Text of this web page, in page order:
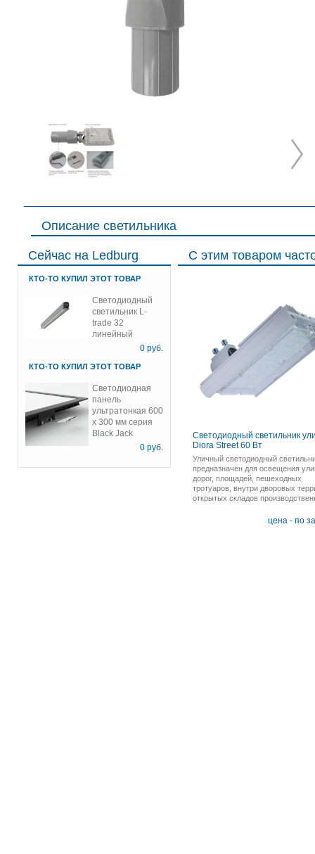
Описание светильника
Сейчас на Ledburg
КТО-ТО КУПИЛ ЭТОТ ТОВАР
Светодиодный
светильник L-
trade 32
линейный
0руб.
КТО-ТО КУПИЛ ЭТОТ ТОВАР
Светодиодная
панель
ультратонкая 600
х 300 мм серия
Black Jack
0руб.
С этим товаром
Светодиодный светильник
Diora Street 60 Вт
Уличный светодиодный
предназначен для освещения
дорог, площадей, пешеходных
тротуаров, внутри дворовых
открытых складов
местах, где требуется экономия
электроэнергии и очень высокая
цена - по